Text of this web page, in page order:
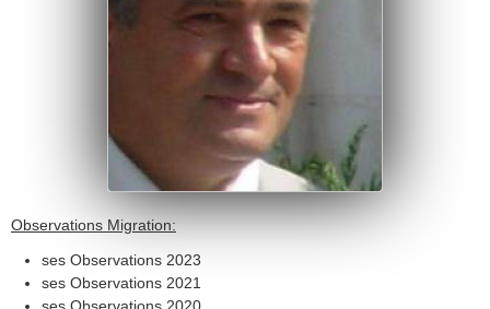
Observations Migration:
ses Observations 2023
ses Observations 2021
ses Observations 2020